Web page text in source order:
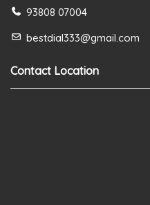
93808 07004
bestdial333@gmail.com
Contact Location